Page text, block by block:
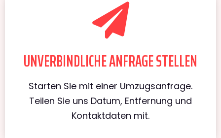
UNVERBINDLICHE ANFRAGE STELLEN
Starten Sie mit einer Umzugsanfrage.
Teilen Sie uns Datum, Entfernung und
Kontaktdaten mit.